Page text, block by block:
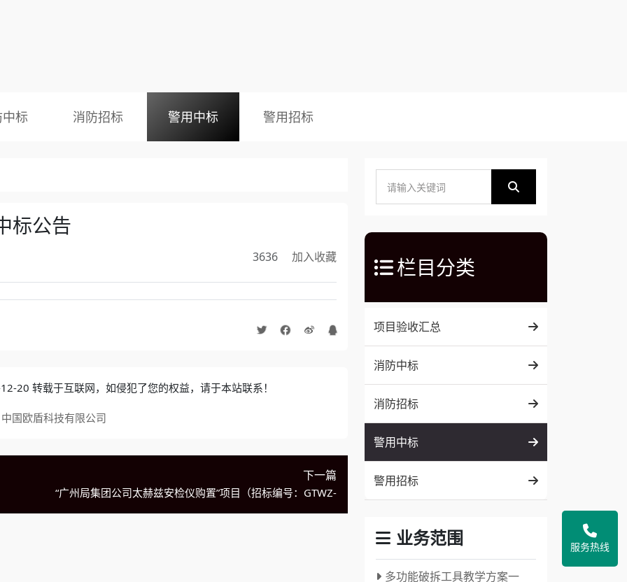
标 消防招标 警用中标 警用招标
标公告
3636 加入收藏
20 转载于互联网，如侵犯了您的权益，请于本站联系！
国欧盾科技有限公司
下一篇
“广州局集团公司太赫兹安检仪购置”项目（招标编号：GTWZ-
栏目分类
项目验收汇总
消防中标
消防招标
警用中标
警用招标
业务范围
多功能破拆工具教学方案一
服务热线